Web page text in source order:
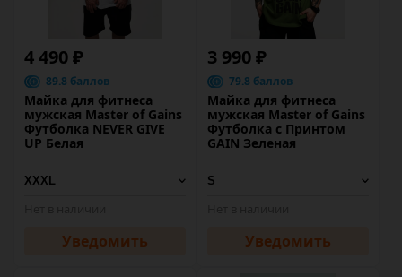
4 490 ₽
89.8 баллов
Майка для фитнеса
мужская Master of Gains
Футболка NEVER GIVE
UP Белая
Уведомить
3 990 ₽
79.8 баллов
Майка для фитнеса
мужская Master of Gains
Футболка с Принтом
GAIN Зеленая
Уведомить